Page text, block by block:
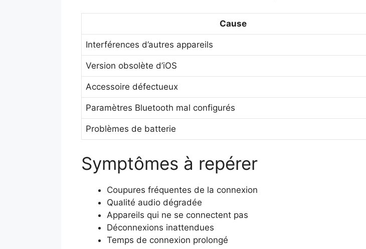
Cause
Interférences d’autres appareils
Version obsolète d’iOS
Accessoire défectueux
Paramètres Bluetooth mal configurés
Problèmes de batterie
Symptômes à repérer
Coupures fréquentes de la connexion
Qualité audio dégradée
Appareils qui ne se connectent pas
Déconnexions inattendues
Temps de connexion prolongé